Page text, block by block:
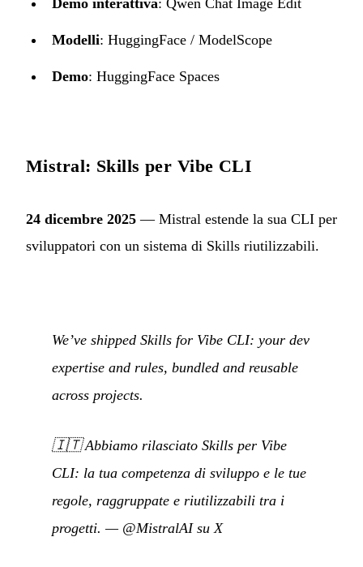
Modelli: HuggingFace / ModelScope
Demo: HuggingFace Spaces
Mistral: Skills per Vibe CLI
24 dicembre 2025 — Mistral estende la sua CLI per
sviluppatori con un sistema di Skills riutilizzabili.
We’ve shipped Skills for Vibe CLI: your dev
expertise and rules, bundled and reusable
across projects.
🇮🇹Abbiamo rilasciato Skills per Vibe
CLI: la tua competenza di sviluppo e le tue
regole, raggruppate e riutilizzabili tra i
progetti. — @MistralAI su X